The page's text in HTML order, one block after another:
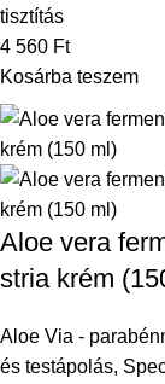
tisztítás
4 560 Ft
Kosárba teszem
Aloe vera
stria krém
Aloe Via -
és testápolás,